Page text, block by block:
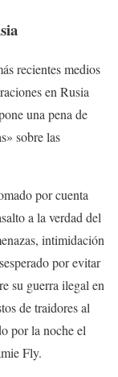
recientes medios
en Rusia
una pena de
sobre las
por cuenta
a la verdad del
intimidación
por evitar
su guerra ilegal en
de traidores al
por la noche el
Fly.